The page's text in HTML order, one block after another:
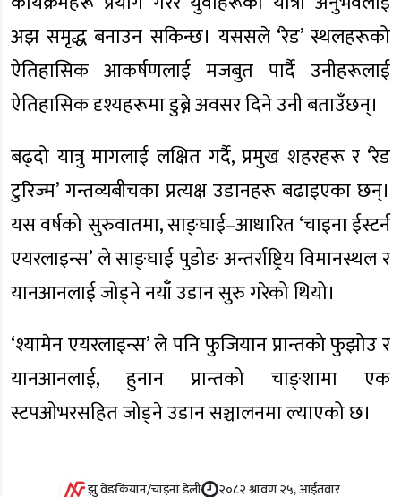
अझ समृद्ध बनाउन सकिन्छ। यससले ‘रेड’ स्थलहरूको
ऐतिहासिक आकर्षणलाई मजबुत पार्दै उनीहरूलाई
ऐतिहासिक दृश्यहरूमा डुब्ने अवसर दिने उनी बताउँछन्।
बढ्दो यात्रु मागलाई लक्षित गर्दै, प्रमुख शहरहरू र ‘रेड
टुरिज्म’ गन्तव्यबीचका प्रत्यक्ष उडानहरू बढाइएका छन्।
यस वर्षको सुरुवातमा, साङ्घाई–आधारित ‘चाइना ईस्टर्न
एयरलाइन्स’ ले साङ्घाई पुडोङ अन्तर्राष्ट्रिय विमानस्थल र
यानआनलाई जोड्ने नयाँ उडान सुरु गरेको थियो।
‘श्यामेन एयरलाइन्स’ ले पनि फुजियान प्रान्तको फुझोउ र
यानआनलाई, हुनान प्रान्तको चाङ्शामा एक
स्टपओभरसहित जोड्ने उडान सञ्चालनमा ल्याएको छ।
झु वेङकियान/चाइना डेली २०८२ श्रावण २५, आईतवार